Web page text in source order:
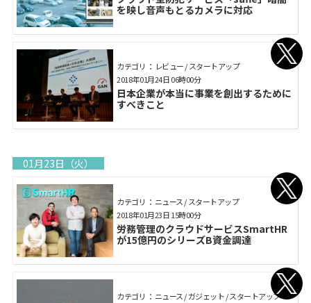
を映し音声もとるカメラに対応
カテゴリ： レビュー / スタートアップ
日本企業が本当に事業を創出するために
すべきこと
2018年01月24日 06時00分
01月23日（火）
カテゴリ： ニュース / スタートアップ
労務管理のクラウドサービスSmartHR
が15億円のシリーズB資金調達
2018年01月23日 15時00分
カテゴリ： ニュース / ガジェット / スタートアップ